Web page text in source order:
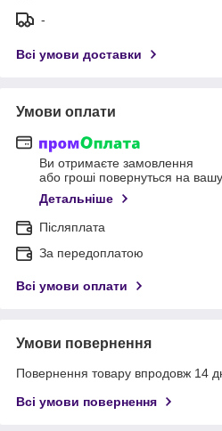
-
Всі умови доставки
Умови оплати
Ви отримаєте замовлення
або гроші повернуться на
Детальніше
Післяплата
За передоплатою
Всі умови оплати
Умови повернення
Повернення товару впродовж 14
Всі умови повернення